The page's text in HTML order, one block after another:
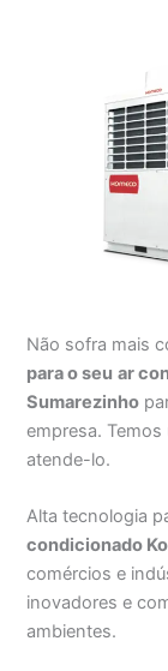
Não sofra mais
para o seu ar
Sumarezinho
empresa.
atende-lo.
Alta tecnologia
condicionado
comércios e
inovadores e
ambientes.